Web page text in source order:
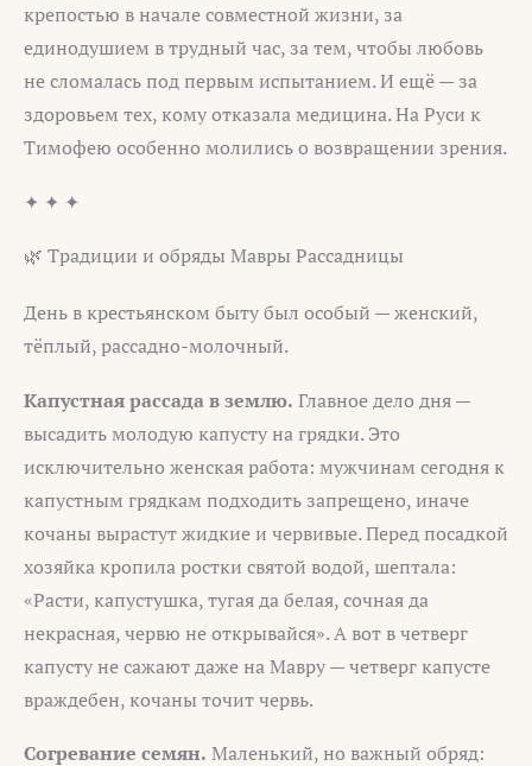
крепостью в начале совместной жизни, за
единодушием в трудный час, за тем, чтобы любовь
не сломалась под первым испытанием. И ещё — за
здоровьем тех, кому отказала медицина. На Руси к
Тимофею особенно молились о возвращении зрения.
✦ ✦ ✦
🌿 Традиции и обряды Мавры Рассадницы
День в крестьянском быту был особый — женский,
тёплый, рассадно-молочный.
Капустная рассада в землю. Главное дело дня —
высадить молодую капусту на грядки. Это
исключительно женская работа: мужчинам сегодня к
капустным грядкам подходить запрещено, иначе
кочаны вырастут жидкие и червивые. Перед посадкой
хозяйка кропила ростки святой водой, шептала:
«Расти, капустушка, тугая да белая, сочная да
некрасная, червю не открывайся». А вот в четверг
капусту не сажают даже на Мавру — четверг капусте
враждебен, кочаны точит червь.
Согревание семян. Маленький, но важный обряд: